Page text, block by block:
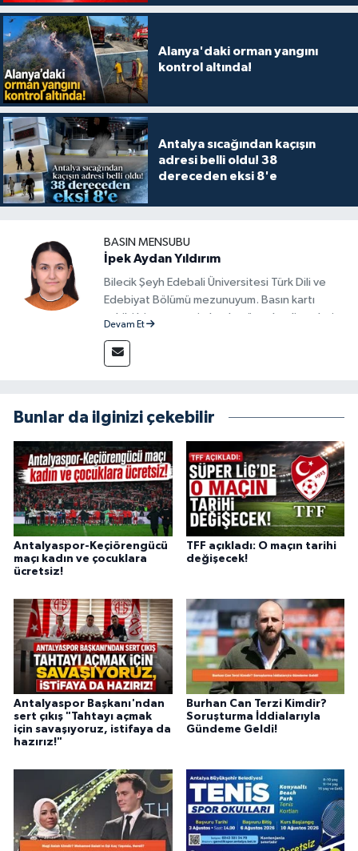
Alanya'daki orman yangını
kontrol altında!
Antalya sıcağından kaçışın
adresi belli oldu! 38
dereceden eksi 8'e
BASIN MENSUBU
İpek Aydan Yıldırım
Bilecik Şeyh Edebali Üniversitesi Türk Dili ve
Edebiyat Bölümü mezunuyum. Basın kartı
sahibi bir gazeteci olarak, güncel gelişmeleri
güvenilir ve tarafsız bilgilerle buluşturmayı
amaçlıyorum. Habercilik anlayışımda etik
alanlarda ürettiğim içeriklerle kamuoyuna
fayda sağla
Devam Et
Bunlar da ilginizi çekebilir
Antalyaspor-Keçiörengücü
maçı kadın ve çocuklara
ücretsiz!
TFF açıkladı: O maçın tarihi
değişecek!
Antalyaspor Başkanı'ndan
sert çıkış "Tahtayı açmak
için savaşıyoruz, istifaya da
hazırız!"
Burhan Can Terzi Kimdir?
Soruşturma İddialarıyla
Gündeme Geldi!